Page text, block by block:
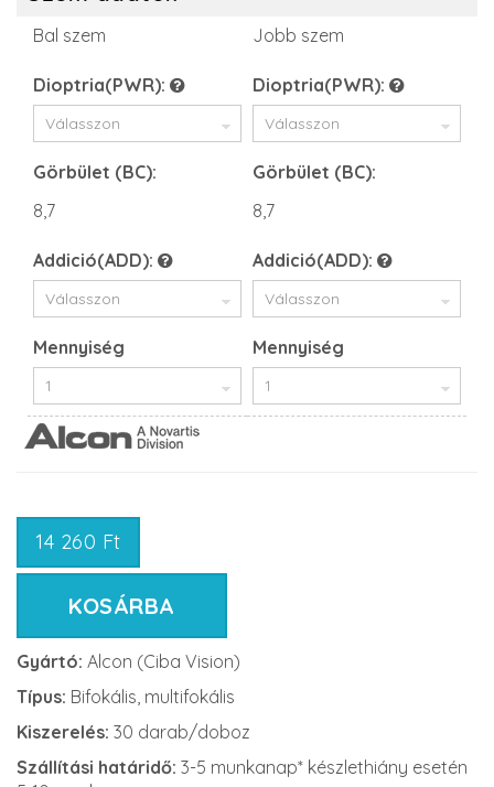
Bal szem
Dioptria(PWR):
Görbület (BC):
8,7
Addició(ADD):
Mennyiség
Jobb szem
Dioptria(PWR):
Görbület (BC):
8,7
Addició(ADD):
Mennyiség
14 260 Ft
KOSÁRBA
Gyártó: Alcon (Ciba Vision)
Típus: Bifokális, multifokális
Kiszerelés: 30 darab/doboz
Szállítási határidő: 3-5 munkanap* készlethiány esetén